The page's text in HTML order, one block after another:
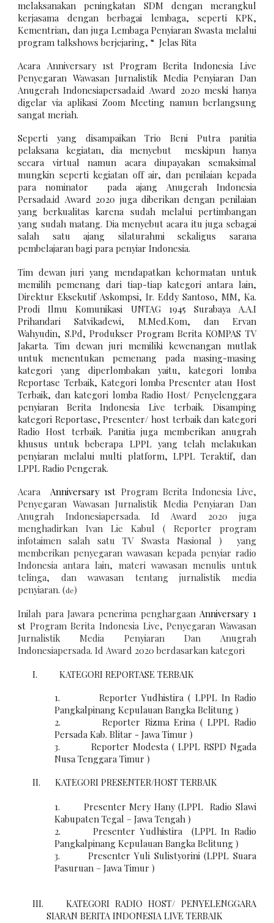
melaksanakan peningkatan SDM dengan merangkul
kerjasama dengan berbagai lembaga, seperti KPK,
Kementrian, dan juga Lembaga Penyiaran Swasta melalui
program talkshows berjejaring, “ Jelas Rita
Acara Anniversary 1st Program Berita Indonesia Live
Penyegaran Wawasan Jurnalistik Media Penyiaran Dan
Anugerah Indonesiapersada.id Award 2020 meski hanya
digelar via aplikasi Zoom Meeting namun berlangsung
sangat meriah.
Seperti yang disampaikan Trio Beni Putra panitia
pelaksana kegiatan, dia menyebut meskipun hanya
secara virtual namun acara diupayakan semaksimal
mungkin seperti kegiatan off air, dan penilaian kepada
para nominator pada ajang Anugerah Indonesia
Persada.id Award 2020 juga diberikan dengan penilaian
yang berkualitas karena sudah melalui pertimbangan
yang sudah matang. Dia menyebut acara itu juga sebagai
salah satu ajang silaturahmi sekaligus sarana
pembelajaran bagi para penyiar Indonesia.
Tim dewan juri yang mendapatkan kehormatan untuk
memilih pemenang dari tiap-tiap kategori antara lain,
Direktur Eksekutif Askompsi, Ir. Eddy Santoso, MM, Ka.
Prodi Ilmu Komunikasi UNTAG 1945 Surabaya A.A.I
Prihandari Satvikadewi, M.Med.Kom, dan Ervan
Wahyudin, S.Pd, Produkser Program Berita KOMPAS TV
Jakarta. Tim dewan juri memiliki kewenangan mutlak
untuk menentukan pemenang pada masing-masing
kategori yang diperlombakan yaitu, kategori lomba
Reportase Terbaik, Kategori lomba Presenter atau Host
Terbaik, dan kategori lomba Radio Host/ Penyelenggara
penyiaran Berita Indonesia Live terbaik. Disamping
kategori Reportase, Presenter/ host terbaik dan kategori
Radio Host terbaik. Panitia juga memberikan anugrah
khusus untuk beberapa LPPL yang telah melakukan
penyiaran melalui multi platform, LPPL Teraktif, dan
LPPL Radio Pengerak.
Acara
Anniversary 1st Program Berita Indonesia Live,
Penyegaran Wawasan Jurnalistik Media Penyiaran Dan
Anugrah Indonesiapersada. Id Award 2020 juga
menghadirkan Ivan Lie Kabul ( Reporter program
infotaimen salah satu TV Swasta Nasional ) yang
memberikan penyegaran wawasan kepada penyiar radio
Indonesia antara lain, materi wawasan menulis untuk
telinga, dan wawasan tentang jurnalistik media
penyiaran. (de)
Inilah para Jawara penerima penghargaan Anniversary 1
st Program Berita Indonesia Live, Penyegaran Wawasan
Jurnalistik Media Penyiaran Dan Anugrah
Indonesiapersada. Id Award 2020 berdasarkan kategori
I. KATEGORI REPORTASE TERBAIK
1. Reporter Yudhistira ( LPPL In Radio
Pangkalpinang Kepulauan Bangka Belitung )
2. Reporter Rizma Erina ( LPPL Radio
Persada Kab. Blitar - Jawa Timur )
3. Reporter Modesta ( LPPL RSPD Ngada
Nusa Tenggara Timur )
II. KATEGORI PRESENTER/HOST TERBAIK
1. Presenter Mery Hany (LPPL Radio Slawi
Kabupaten Tegal – Jawa Tengah )
2. Presenter Yudhistira (LPPL In Radio
Pangkalpinang Kepulauan Bangka Belitung )
3. Presenter Yuli Sulistyorini (LPPL Suara
Pasuruan – Jawa Timur )
III. KATEGORI RADIO HOST/ PENYELENGGARA
SIARAN BERITA INDONESIA LIVE TERBAIK